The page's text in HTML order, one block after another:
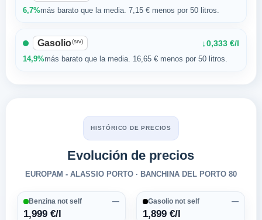
6,7%más barato que la media. 7,15 € menos por 50 litros.
Gasolio(srv) ↓0,333 €/l
14,9%más barato que la media. 16,65 € menos por 50 litros.
HISTÓRICO DE PRECIOS
Evolución de precios
EUROPAM - ALASSIO PORTO · BANCHINA DEL PORTO 80
Benzina not self
1,999 €/l
— Gasolio not self
1,899 €/l
—